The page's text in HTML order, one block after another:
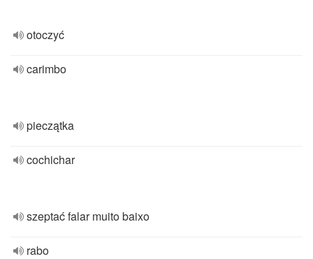
otoczyć
carimbo
pieczątka
cochichar
szeptać falar muito baixo
rabo